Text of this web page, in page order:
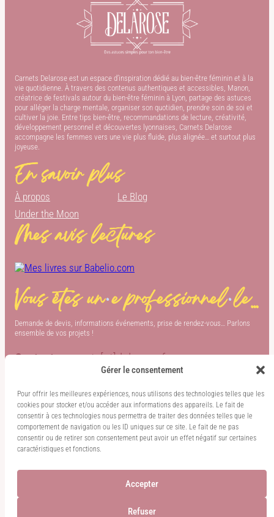
Gérer le consentement
Pour offrir les meilleures expériences, nous utilisons des technologies telles que les
cookies pour stocker et/ou accéder aux informations des appareils. Le fait de
consentir à ces technologies nous permettra de traiter des données telles que le
comportement de navigation ou les ID uniques sur ce site. Le fait de ne pas
consentir ou de retirer son consentement peut avoir un effet négatif sur certaines
caractéristiques et fonctions.
Accepter
Refuser
Carnets Delarose est un espace d’inspiration dédié au bien-être féminin et à la
vie quotidienne. À travers des contenus authentiques et accessibles, Manon,
créatrice de festivals autour du bien-être féminin à Lyon, partage des astuces
pour alléger la charge mentale, organiser son quotidien, prendre soin de soi et
cultiver la joie. Entre tips bien-être, recommandations de lecture, créativité,
développement personnel et découvertes lyonnaises, Carnets Delarose
accompagne les femmes vers une vie plus fluide, plus alignée… et surtout plus
joyeuse.
En savoir plus
À propos
Le Blog
Under the Moon
Mes avis lectures
Vous êtes un·e professionnel·le…
Demande de devis, informations événements, prise de rendez-vous… Parlons
ensemble de vos projets !
Contact :carnets[at]delarose.fr
Plus de découvertes
Allez sur notre Instagram Allez sur notre Facebook Allez sur notre Pinterest TikTok